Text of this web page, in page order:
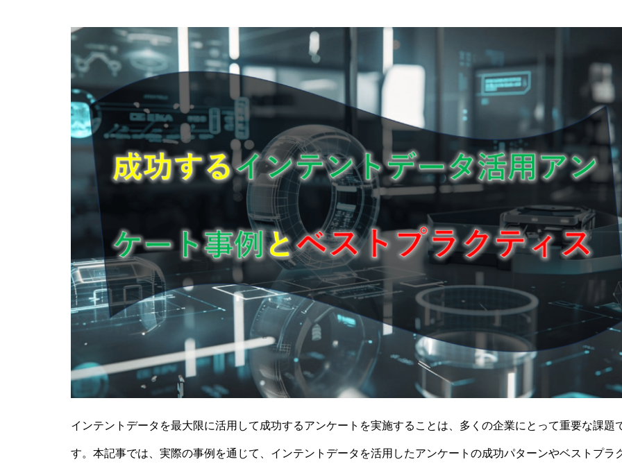
インテントデータを最大限に活用して成功するアンケートを実施することは、多くの企業にとって重要な課題
す。本記事では、実際の事例を通じて、インテントデータを活用したアンケートの成功パターンやベストプラ